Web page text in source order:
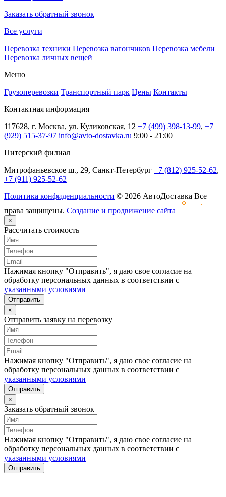
Заказать обратный звонок
Все услуги
Перевозка техники Перевозка вагончиков Перевозка мебели
Перевозка личных вещей
Меню
Грузоперевозки Транспортный парк Цены Контакты
Контактная информация
117628, г. Москва, ул. Куликовская, 12 +7 (499) 398-13-99, +7
(929) 515-37-97 info@avto-dostavka.ru 9:00 - 21:00
Питерский филиал
Митрофаньевское ш., 29, Санкт-Петербург +7 (812) 925-52-62,
+7 (911) 925-52-62
Политика конфиденциальности © 2026 АвтоДоставка Все
права защищены. Создание и продвижение сайта
×
Рассчитать стоимость
Нажимая кнопку "Отправить", я даю свое согласие на
обработку персональных данных в соответствии с
указанными условиями
Отправить
×
Отправить заявку на перевозку
Нажимая кнопку "Отправить", я даю свое согласие на
обработку персональных данных в соответствии с
указанными условиями
Отправить
×
Заказать обратный звонок
Нажимая кнопку "Отправить", я даю свое согласие на
обработку персональных данных в соответствии с
указанными условиями
Отправить